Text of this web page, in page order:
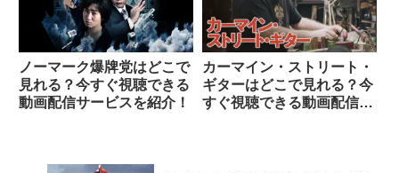
ノーマーク爆牌党はどこで
見れる？今すぐ視聴できる
動画配信サービスを紹介！
カーマイン・ストリート・
ギターはどこで見れる？今
すぐ視聴できる動画配信サ